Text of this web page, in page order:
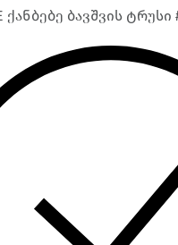
ქანბებე ბავშვის ტრუსი